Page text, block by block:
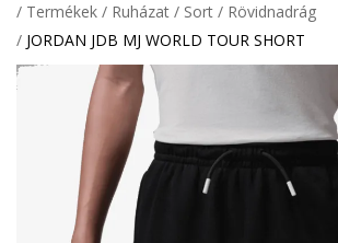
Termékek
Ruházat Sort
Rövidnadrág
JORDAN JDB MJ WORLD TOUR SHORT